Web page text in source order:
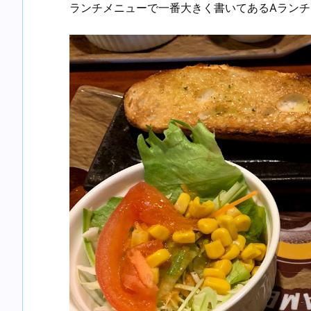
ランチメニューで一番大きく書いてあるAラン